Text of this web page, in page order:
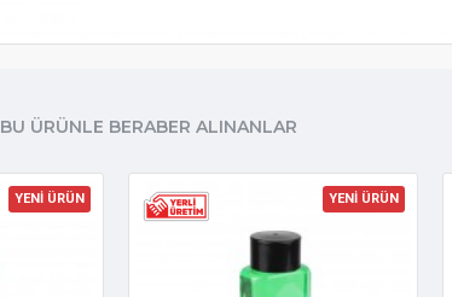
BU ÜRÜNLE BERABER ALINANLAR
YENİ ÜRÜN YENİ ÜRÜN